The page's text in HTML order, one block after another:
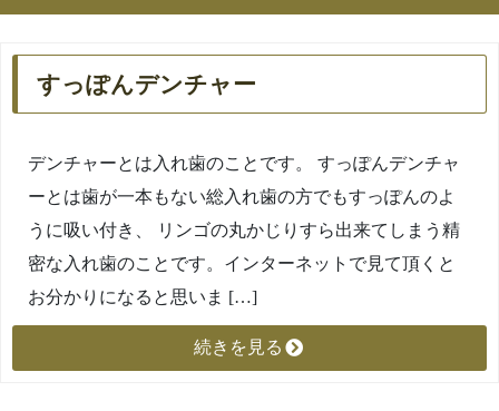
すっぽんデンチャー
デンチャーとは入れ歯のことです。 すっぽんデンチャ
ーとは歯が一本もない総入れ歯の方でもすっぽんのよ
うに吸い付き、 リンゴの丸かじりすら出来てしまう精
密な入れ歯のことです。インターネットで見て頂くと
お分かりになると思いま […]
続きを見る